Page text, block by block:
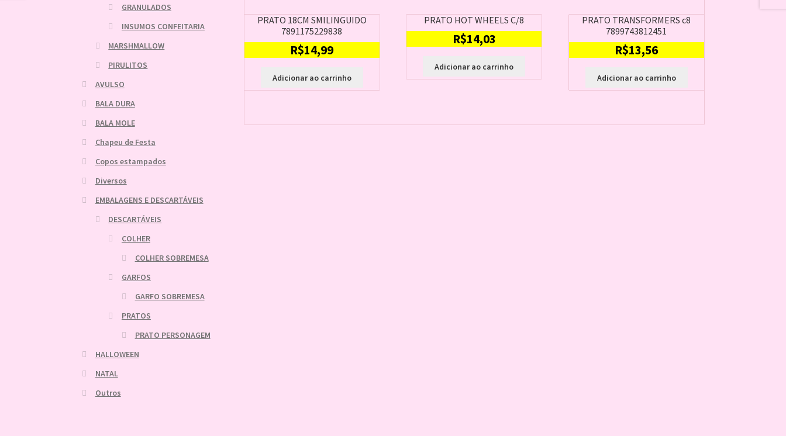
PRATO 18CM SMILINGUIDO
7891175229838
R$14,99
Adicionar ao carrinho
PRATO HOT WHEELS C/8
R$14,03
Adicionar ao carrinho
PRATO TRANSFORMERS c8
7899743812451
R$13,56
Adicionar ao carrinho
GRANULADOS
INSUMOS CONFEITARIA
MARSHMALLOW
PIRULITOS
AVULSO
BALA DURA
BALA MOLE
Chapeu de Festa
Copos estampados
Diversos
EMBALAGENS E DESCARTÁVEIS
DESCARTÁVEIS
COLHER
COLHER SOBREMESA
GARFOS
GARFO SOBREMESA
PRATOS
PRATO PERSONAGEM
HALLOWEEN
NATAL
Outros